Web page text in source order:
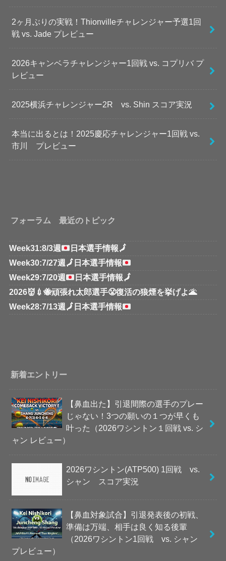
2ヶ月ぶりの実戦！Thionvilleチャレンジャー予選1回
戦 vs. Jade プレビュー
2026キャンベラチャレンジャー1回戦 vs. コプリバ プ
レビュー
2025横浜チャレンジャー2R vs. Shin スコア実況
本当に出るとは！2025慶応チャレンジャー1回戦 vs.
市川 プレビュー
フォーラム 最近のトピック
Week31:8/3週 日本選手情報🗾
Week30:7/27週 🗾 日本選手情報
Week29:7/20週
日本選手情報🗾
2026👹💉🐝頑張れ太郎選手😤復活の狼煙を挙げよ🌋
Week28:7/13週 🗾 日本選手情報
新着エントリー
【鼻血出た】引退間際の選手のプレー
じゃない！3つの願いの１つが早くも
叶った（2026ワシントン１回戦 vs. シ
ャン レビュー）
2026ワシントン(ATP500) 1回戦 vs.
シャン スコア実況
【鼻血対象試合】引退発表後の初戦、
準備は万端、相手は良く知る後輩
（2026ワシントン1回戦 vs. シャン
プレビュー）